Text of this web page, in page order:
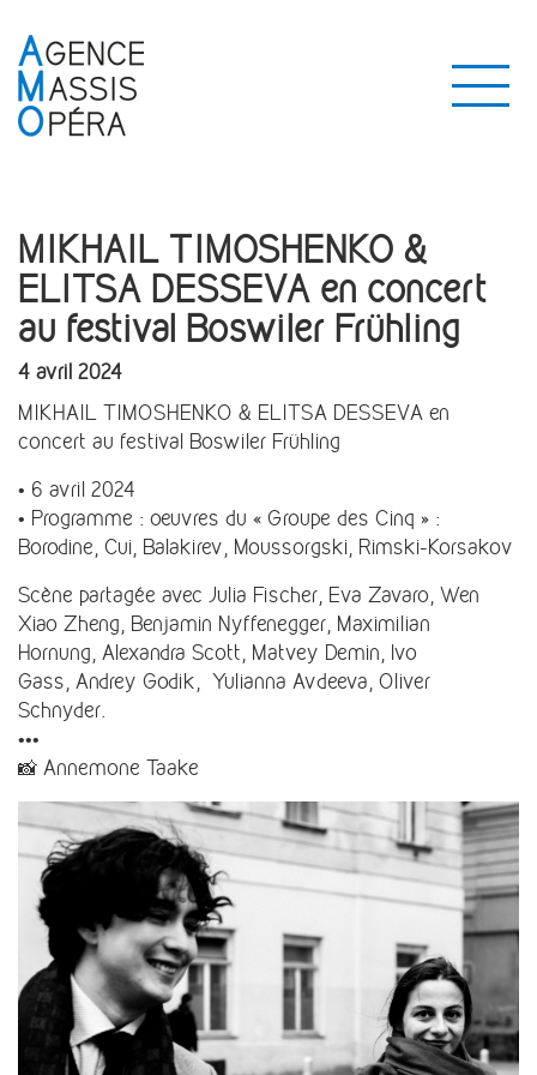
MIKHAIL TIMOSHENKO &
ELITSA DESSEVA en concert
au festival Boswiler Frühling
4 avril 2024
MIKHAIL TIMOSHENKO & ELITSA DESSEVA en
concert au festival Boswiler Frühling
• 6 avril 2024
• Programme : oeuvres du « Groupe des Cinq » :
Borodine, Cui, Balakirev, Moussorgski, Rimski-Korsakov
Scène partagée avec Julia Fischer, Eva Zavaro, Wen
Xiao Zheng, Benjamin Nyffenegger, Maximilian
Hornung, Alexandra Scott, Matvey Demin, Ivo
Gass, Andrey Godik, Yulianna Avdeeva, Oliver
Schnyder.
•••
📸 Annemone Taake